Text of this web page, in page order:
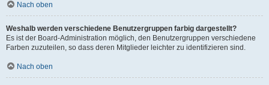
Nach oben
Weshalb werden verschiedene Benutzergruppen farbig dargestellt?
Es ist der Board-Administration möglich, den Benutzergruppen verschiedene
Farben zuzuteilen, so dass deren Mitglieder leichter zu identifizieren sind.
Nach oben